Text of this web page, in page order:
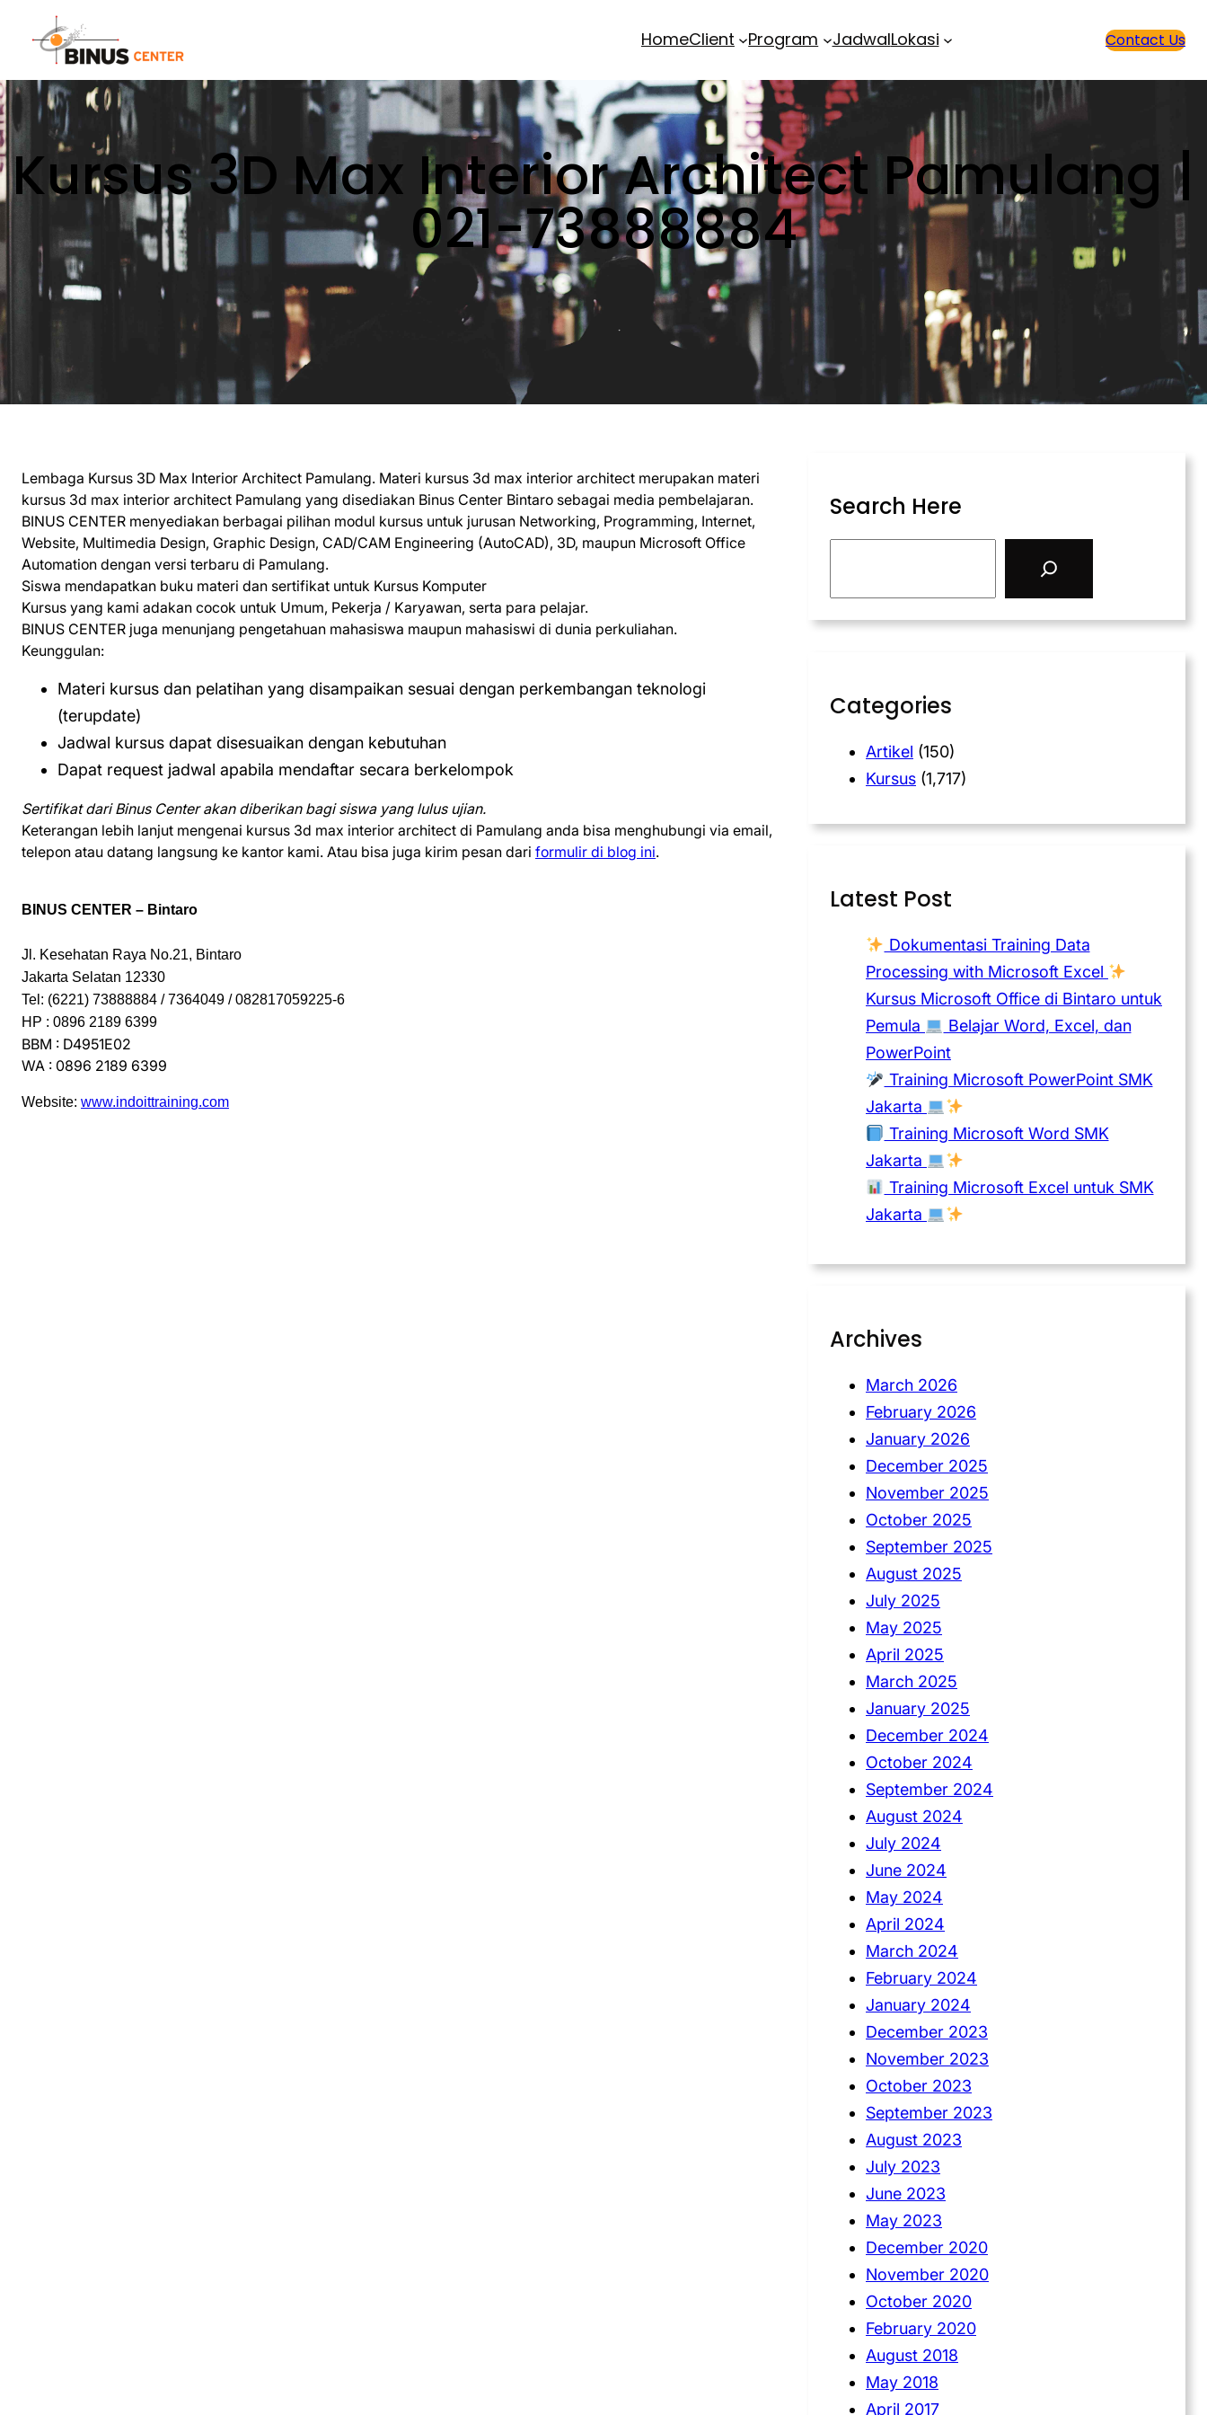
HomeClient Program JadwalLokasi Contact Us
Kursus 3D Max Interior Architect Pamulang |
021-73888884
Lembaga Kursus 3D Max Interior Architect Pamulang. Materi kursus 3d max interior architect merupakan materi
kursus 3d max interior architect Pamulang yang disediakan Binus Center Bintaro sebagai media pembelajaran.
BINUS CENTER menyediakan berbagai pilihan modul kursus untuk jurusan Networking, Programming, Internet,
Website, Multimedia Design, Graphic Design, CAD/CAM Engineering (AutoCAD), 3D, maupun Microsoft Office
Automation dengan versi terbaru di Pamulang.
Siswa mendapatkan buku materi dan sertifikat untuk Kursus Komputer
Kursus yang kami adakan cocok untuk Umum, Pekerja / Karyawan, serta para pelajar.
BINUS CENTER juga menunjang pengetahuan mahasiswa maupun mahasiswi di dunia perkuliahan.
Keunggulan:
Materi kursus dan pelatihan yang disampaikan sesuai dengan perkembangan teknologi
(terupdate)
Jadwal kursus dapat disesuaikan dengan kebutuhan
Dapat request jadwal apabila mendaftar secara berkelompok
Sertifikat dari Binus Center akan diberikan bagi siswa yang lulus ujian.
Keterangan lebih lanjut mengenai kursus 3d max interior architect di Pamulang anda bisa menghubungi via email,
telepon atau datang langsung ke kantor kami. Atau bisa juga kirim pesan dari formulir di blog ini.
BINUS CENTER – Bintaro
Jl. Kesehatan Raya No.21, Bintaro
Jakarta Selatan 12330
Tel: (6221) 73888884 / 7364049 / 082817059225-6
HP : 0896 2189 6399
BBM : D4951E02
WA : 0896 2189 6399
Website: www.indoittraining.com
Search Here
Categories
Artikel (150)
Kursus (1,717)
Latest Post
Dokumentasi Training Data
Processing with Microsoft Excel
Kursus Microsoft Office di Bintaro untuk
Pemula
Belajar Word, Excel, dan
PowerPoint
Training Microsoft PowerPoint SMK
Jakarta
Training Microsoft Word SMK
Jakarta
Training Microsoft Excel untuk SMK
Jakarta
Archives
March 2026
February 2026
January 2026
December 2025
November 2025
October 2025
September 2025
August 2025
July 2025
May 2025
April 2025
March 2025
January 2025
December 2024
October 2024
September 2024
August 2024
July 2024
June 2024
May 2024
April 2024
March 2024
February 2024
January 2024
December 2023
November 2023
October 2023
September 2023
August 2023
July 2023
June 2023
May 2023
December 2020
November 2020
October 2020
February 2020
August 2018
May 2018
April 2017